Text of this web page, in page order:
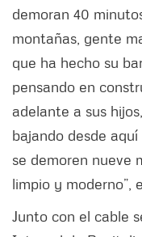
demoran 40
montañas, gente
que ha hecho su
pensando en
adelante a sus
bajando desde
se demoren nueve
limpio y moderno”,
Junto con el cable